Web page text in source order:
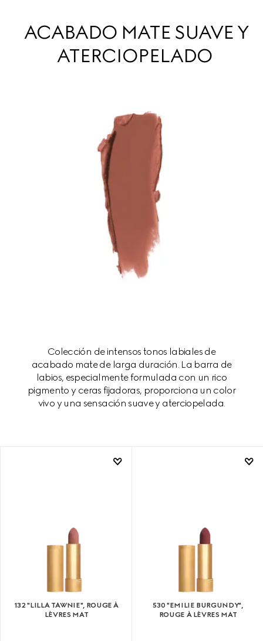
ACABADO MATE SUAVE Y
ATERCIOPELADO
Colección de intensos tonos labiales de
acabado mate de larga duración. La barra de
labios, especialmente formulada con un rico
pigmento y ceras fijadoras, proporciona un color
vivo y una sensación suave y aterciopelada.
132 "LILLA TAWNIE", ROUGE À
LÈVRES MAT
530 "EMILIE BURGUNDY",
ROUGE À LÈVRES MAT